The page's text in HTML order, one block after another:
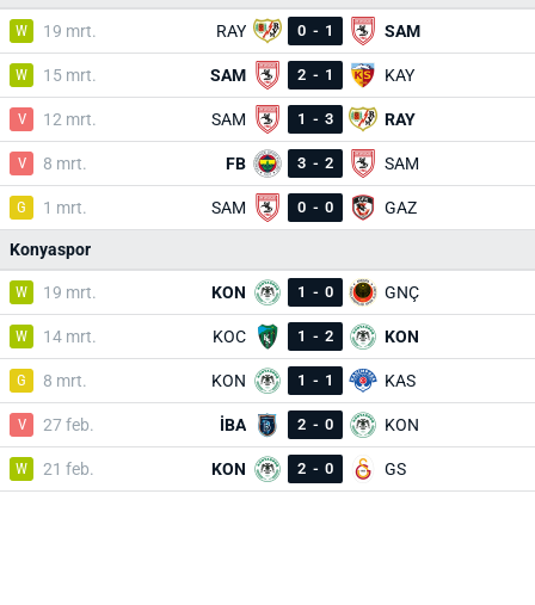
W 19 mrt. RAY 0 - 1 SAM
W 15 mrt. SAM 2 - 1 KAY
V 12 mrt. SAM 1 - 3 RAY
V 8 mrt. FB 3 - 2 SAM
G 1 mrt. SAM 0 - 0 GAZ
Konyaspor
W 19 mrt. KON 1 - 0 GNÇ
W 14 mrt. KOC 1 - 2 KON
G 8 mrt. KON 1 - 1 KAS
V 27 feb. İBA 2 - 0 KON
W 21 feb. KON 2 - 0 GS